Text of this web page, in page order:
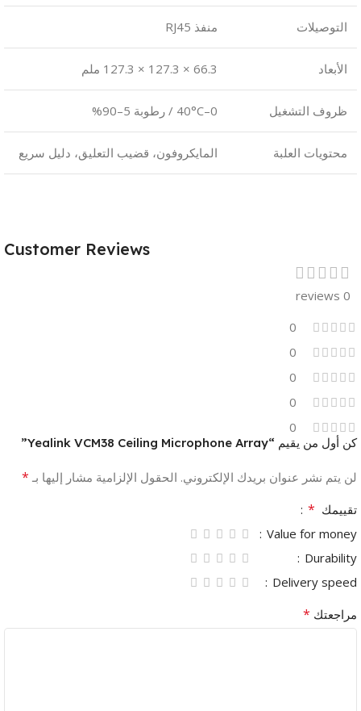
التوصيلات منفذ RJ45
الأبعاد ‎127.3 × 127.3 × 66.3 ملم
ظروف التشغيل 0–40°C / رطوبة 5–90%
محتويات العلبة المايكروفون، قضيب التعليق، دليل سريع
Customer Reviews
0 reviews
0
0
0
0
0
كن أول من يقيم “Yealink VCM38 Ceiling Microphone Array”
لن يتم نشر عنوان بريدك الإلكتروني. الحقول الإلزامية مشار إليها بـ *
تقييمك *
Value for money
Durability
Delivery speed
مراجعتك *